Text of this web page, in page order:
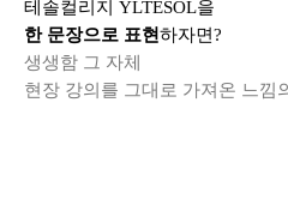
테솔컬리지 YLTESOL을
한 문장으로 표현하자면?
생생함 그 자체
현장 강의를 그대로 가져온 느낌